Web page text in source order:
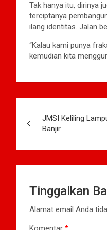
Tak hanya itu, dirinya
terciptanya
ilang identitas. Jalan
“Kalau kami punya
kemudian kita
pos
JMSI Keliling
Banjir
Tinggalkan
Alamat email Anda